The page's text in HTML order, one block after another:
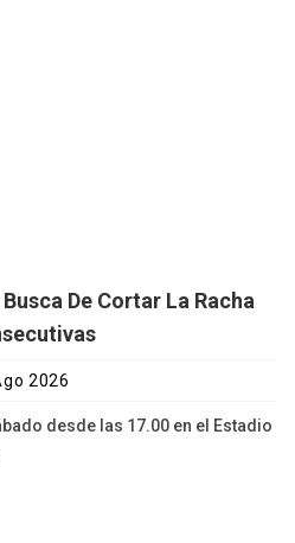
De Cortar La Racha
2026
desde las 17.00 en el Estadio